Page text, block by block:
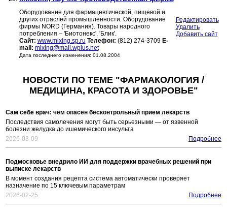
Оборудование для фармацевтической, пищевой и
других отраслей промышленности. Оборудование
фирмы NORD (Германия). Товары народного
потребления – 'Биотонекс', 'Блик'.
Сайт: www.mixing.sp.ru Телефон: (812) 274-3709 E-
mail: mixing@mail.wplus.net
Дата последнего изменения: 01.08.2004
Редактировать
Удалить
Добавить сайт
НОВОСТИ ПО ТЕМЕ "ФАРМАКОЛОГИЯ /
МЕДИЦИНА, КРАСОТА И ЗДОРОВЬЕ"
Сам себе врач: чем опасен бесконтрольный прием лекарств
Последствия самолечения могут быть серьезными — от язвенной
болезни желудка до ишемического инсульта
2026-03-09
Подробнее
Подмосковье внедрило ИИ для поддержки врачебных решений при
выписке лекарств
В момент создания рецепта система автоматически проверяет
назначение по 15 ключевым параметрам
2026-02-25
Подробнее